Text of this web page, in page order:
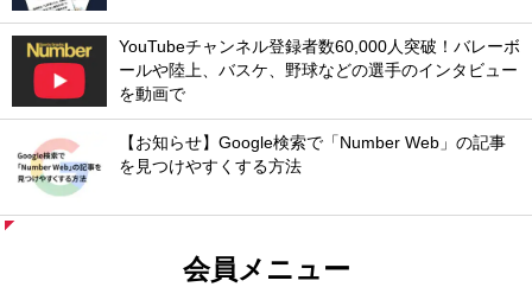
YouTubeチャンネル登録者数60,000人突破！バレーボ
ールや陸上、バスケ、野球などの選手のインタビュー
を動画で
【お知らせ】Google検索で「Number Web」の記事
を見つけやすくする方法
会員メニュー